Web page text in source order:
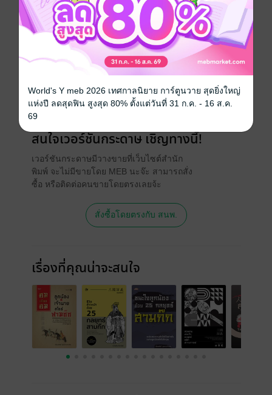
ประเภทไฟล์ pdf
วันที่วางขาย 26 เมษายน 2564
186 หน้า
ราคาปก 155 บาท (ประหยัด 20%)
สนใจเวอร์ชันกระดาษ เชิญทางนี้!
เวอร์ชันกระดาษมีวางขายที่เว็บไซต์สำนัก
พิมพ์ จะไม่มีขายโดย MEB นะจ๊ะ สามารถสั่ง
ซื้อ หรือติดต่อคนขายโดยตรงเลยจ้ะ
สั่งซื้อโดยตรงกับ สนพ.
เรื่องที่คุณน่าจะสนใจ
World's Y meb 2026 เทศกาลนิยาย การ์ตูนวาย สุดยิ่งใหญ่
แห่งปี ลดสุดฟิน สูงสุด 80% ตั้งแต่วันที่ 31 ก.ค. - 16 ส.ค.
69